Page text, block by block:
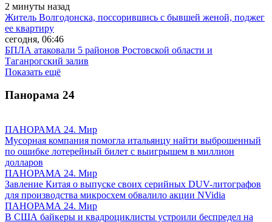
2 минуты назад
Житель Волгодонска, поссорившись с бывшей женой, поджег
ее квартиру
сегодня, 06:46
БПЛА атаковали 5 районов Ростовской области и
Таганрогский залив
Показать ещё
Панорама 24
ПАНОРАМА 24. Мир
Мусорная компания помогла итальянцу найти выброшенный
по ошибке лотерейный билет с выигрышем в миллион
долларов
ПАНОРАМА 24. Мир
Завление Китая о выпуске своих серийных DUV-литографов
для производства микросхем обвалило акции NVidia
ПАНОРАМА 24. Мир
В США байкеры и квадроциклисты устроили беспредел на